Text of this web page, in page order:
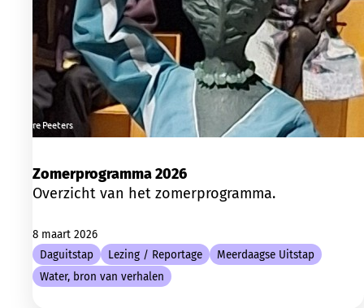
Zomerprogramma 2026
Overzicht van het zomerprogramma.
8 maart 2026
Daguitstap
Lezing / Reportage
Meerdaagse Uitstap
Water, bron van verhalen